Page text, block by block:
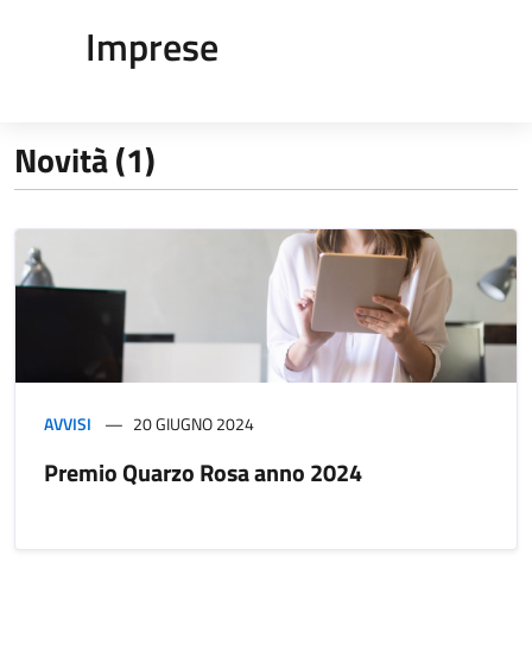
Imprese
Novità (1)
AVVISI 20 GIUGNO 2024
Premio Quarzo Rosa anno 2024